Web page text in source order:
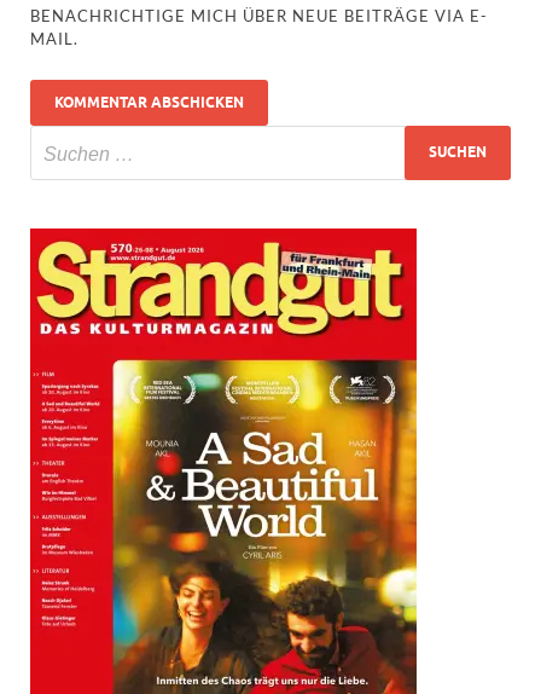
BENACHRICHTIGE MICH ÜBER NEUE BEITRÄGE VIA E-
MAIL.